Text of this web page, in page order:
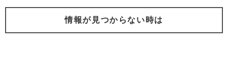
情報が見つからない時は